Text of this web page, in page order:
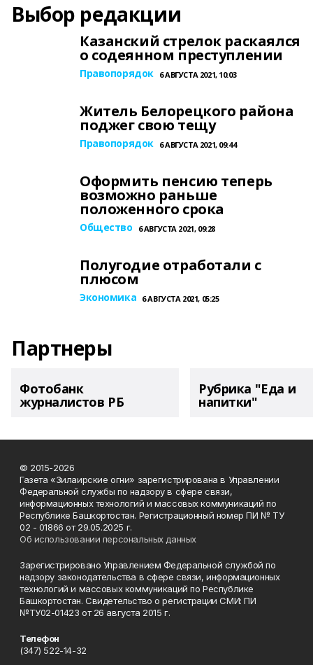
Выбор редакции
Казанский стрелок раскаялся
о содеянном преступлении
Правопорядок 6 АВГУСТА 2021, 10:03
Житель Белорецкого района
поджег свою тещу
Правопорядок 6 АВГУСТА 2021, 09:44
Оформить пенсию теперь
возможно раньше
положенного срока
Общество 6 АВГУСТА 2021, 09:28
Полугодие отработали с
плюсом
Экономика 6 АВГУСТА 2021, 05:25
Партнеры
Фотобанк
журналистов РБ
Рубрика "Еда и
напитки"
© 2015-2026
Газета «Зилаирские огни» зарегистрирована в Управлении
Федеральной службы по надзору в сфере связи,
информационных технологий и массовых коммуникаций по
Республике Башкортостан. Регистрационный номер ПИ № ТУ
02 - 01866 от 29.05.2025 г.
Об использовании персональных данных
Зарегистрировано Управлением Федеральной службой по
надзору законодательства в сфере связи, информационных
технологий и массовых коммуникаций по Республике
Башкортостан. Свидетельство о регистрации СМИ: ПИ
№ТУ02-01423 от 26 августа 2015 г.
Телефон
(347) 522-14-32